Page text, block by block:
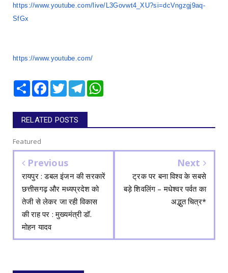
https://www.youtube.com/live/ L3Govwt4_XU?si=dcVngzgj9aq-
SfGx
https://www.youtube.com/
Share Facebook
TwitterTelegram
RELATED POSTS
Featured
Previous
रायपुर : डबल इंजन की सरकारें
छत्तीसगढ़ और मध्यप्रदेश को
तेजी से लेकर जा रही विकास
की राह पर : मुख्यमंत्री डॉ.
मोहन यादव
Next
ट्रक पर बना विश्व के सबसे
बड़े शिवलिंग – मधेश्वर पर्वत का
अद्भुत चित्र*